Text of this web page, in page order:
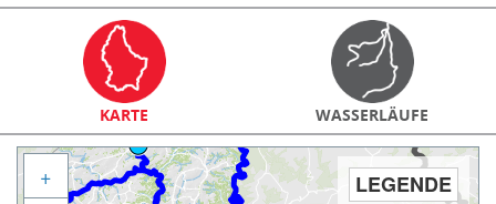
KARTE WASSERLÄUFE
LEGENDE
+